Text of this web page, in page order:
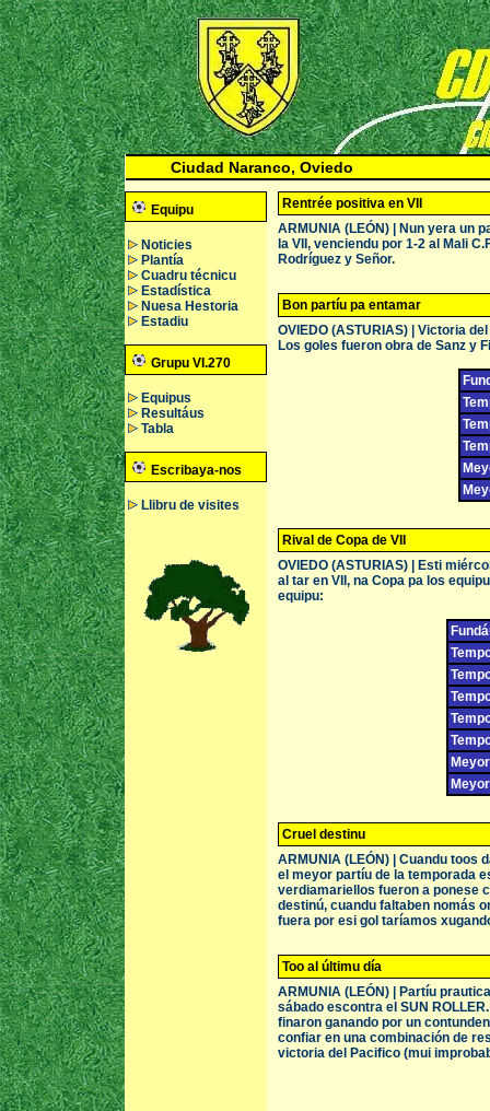
Ciudad Naranco, Oviedo
Equipu
Noticies
Plantía
Cuadru técnicu
Estadística
Nuesa Hestoria
Estadiu
Grupu VI.270
Equipus
Resultáus
Tabla
Escribaya-nos
Llibru de visites
Rentrée positiva en VII
ARMUNIA (LEÓN) | Nun yera un
la VII, venciendu por 1-2 al Mali
Rodríguez y Señor.
Bon partíu pa entamar
OVIEDO (ASTURIAS) | Victoria
Los goles fueron obra de Sanz y
Rival de Copa de VII
OVIEDO (ASTURIAS) | Esti
al tar en VII, na Copa pa los
equipu:
Cruel destinu
ARMUNIA (LEÓN) | Cuandu
el meyor partíu de la temporada
verdiamariellos fueron a ponese
destinú, cuandu faltaben nomás
fuera por esi gol taríamos
Too al últimu día
ARMUNIA (LEÓN) | Partíu
sábado escontra el SUN
finaron ganando por un
confiar en una combinación de
victoria del Pacifico (mui